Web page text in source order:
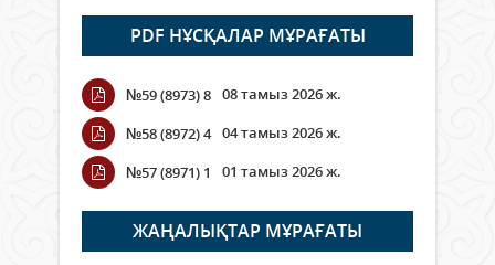
Open Air: Қызылорда облысы
полиция департаменті 20
мыңнан астам көрерменнің
қауіпсіздігін қамтамасыз етті
06 тамыз 2026 ж.
Wi-Fi ҚАБЫРҒА АРҚЫЛЫ ҚАЛАЙ
ӨТЕДІ?
06 тамыз 2026 ж. 266
PDF НҰСҚАЛАР МҰРАҒАТЫ
№59 (8973) 8 08 тамыз 2026 ж.
№58 (8972) 4 04 тамыз 2026 ж.
№57 (8971) 1
01 тамыз 2026 ж.
ЖАҢАЛЫҚТАР МҰРАҒАТЫ